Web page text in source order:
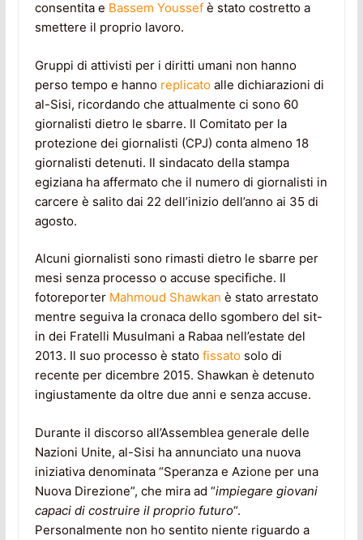
consentita e Bassem Youssefè stato costretto a
smettere il proprio lavoro.
Gruppi di attivisti per i diritti umani non hanno
perso tempo e hanno replicatoalle dichiarazioni di
al-Sisi, ricordando che attualmente ci sono 60
giornalisti dietro le sbarre. Il Comitato per la
protezione dei giornalisti (CPJ) conta almeno 18
giornalisti detenuti. Il sindacato della stampa
egiziana ha affermato che il numero di giornalisti in
carcere è salito dai 22 dell’inizio dell’anno ai 35 di
agosto.
Alcuni giornalisti sono rimasti dietro le sbarre per
mesi senza processo o accuse specifiche. Il
fotoreporter Mahmoud Shawkan è stato arrestato
mentre seguiva la cronaca dello sgombero del sit-
in dei Fratelli Musulmani a Rabaa nell’estate del
2013. Il suo processo è stato fissatosolo di
recente per dicembre 2015. Shawkan è detenuto
ingiustamente da oltre due anni e senza accuse.
Durante il discorso all’Assemblea generale delle
Nazioni Unite, al-Sisi ha annunciato una nuova
iniziativa denominata “Speranza e Azione per una
Nuova Direzione”, che mira ad “impiegare giovani
capaci di costruire il proprio futuro“.
Personalmente non ho sentito niente riguardo a